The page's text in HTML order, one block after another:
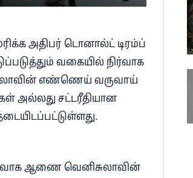
அதிபர் டொனால்ட் டிரம்ப்
வகையில் நிர்வாக
எண்ணெய் வருவாய்
அல்லது சட்டரீதியான
ஆணை வெனிசுலாவின்